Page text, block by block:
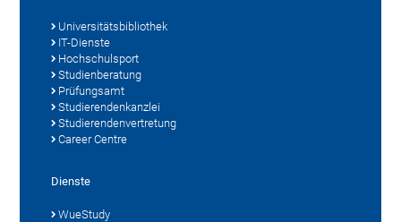
Universitätsbibliothek
IT-Dienste
Hochschulsport
Studienberatung
Prüfungsamt
Studierendenkanzlei
Studierendenvertretung
Career Centre
Dienste
WueStudy